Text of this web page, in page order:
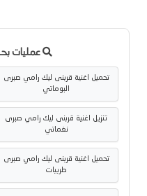
عمليات
تحميل اغنية قربنى ليك رامي صبرى
البوماتي
تنزيل اغنية قربنى ليك رامي صبرى
نغماتي
تحميل اغنية قربنى ليك رامي صبرى
طربيات